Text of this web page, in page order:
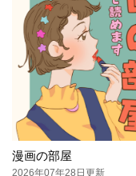
漫画の部屋
2026年07年28日更新